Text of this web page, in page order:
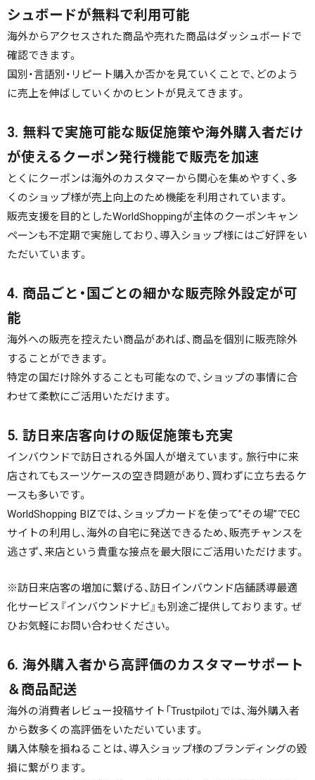
シュボードが無料で利用可能
海外からアクセスされた商品や売れた商品はダッシュボードで
確認できます。
国別・言語別・リピート購入か否かを見ていくことで、どのよう
に売上を伸ばしていくかのヒントが見えてきます。
3. 無料で実施可能な販促施策や海外購入者だけ
が使えるクーポン発行機能で販売を加速
とくにクーポンは海外のカスタマーから関心を集めやすく、多
くのショップ様が売上向上のため機能を利用されています。
販売支援を目的としたWorldShoppingが主体のクーポンキャン
ペーンも不定期で実施しており、導入ショップ様にはご好評をい
ただいています。
4. 商品ごと・国ごとの細かな販売除外設定が可
能
海外への販売を控えたい商品があれば、商品を個別に販売除外
することができます。
特定の国だけ除外することも可能なので、ショップの事情に合
わせて柔軟にご活用いただけます。
5. 訪日来店客向けの販促施策も充実
インバウンドで訪日される外国人が増えています。旅行中に来
店されてもスーツケースの空き問題があり、買わずに立ち去るケ
ースも多いです。
WorldShopping BIZでは、ショップカードを使って”その場”でEC
サイトの利用し、海外の自宅に発送できるため、販売チャンスを
逃さず、来店という貴重な接点を最大限にご活用いただけます。
※訪日来店客の増加に繋げる、訪日インバウンド店舗誘導最適
化サービス『インバウンドナビ』も別途ご提供しております。ぜ
ひお気軽にお問い合わせください。
6. 海外購入者から高評価のカスタマーサポート
＆商品配送
海外の消費者レビュー投稿サイト「Trustpilot」では、海外購入者
から数多くの高評価をいただいています。
購入体験を損ねることは、導入ショップ様のブランディングの毀
損に繋がります。